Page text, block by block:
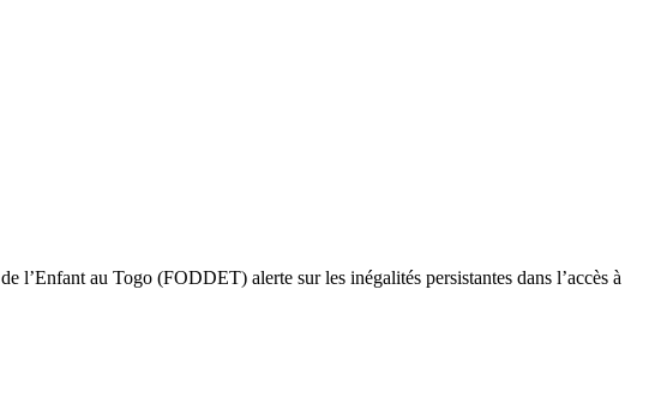
l’Enfant au Togo (FODDET) alerte sur les inégalités persistantes dans l’accès à